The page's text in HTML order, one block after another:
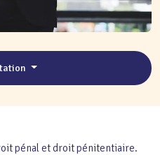
pénal et droit pénitentiaire.